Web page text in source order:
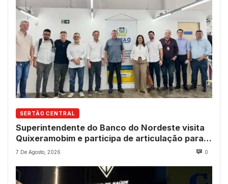
SERTÃO CENTRAL
Superintendente do Banco do Nordeste visita
Quixeramobim e participa de articulação para
avanço do futuro shopping
7 De Agosto, 2026 0